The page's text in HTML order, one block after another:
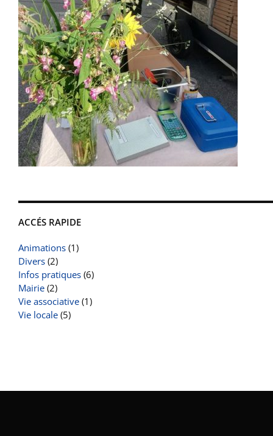
ACCÉS RAPIDE
Animations (1)
Divers (2)
Infos pratiques (6)
Mairie (2)
Vie associative (1)
Vie locale (5)